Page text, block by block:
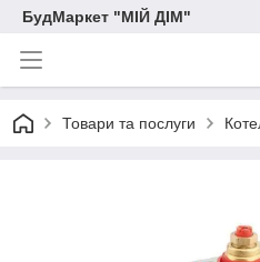
БудМаркет "МІЙ ДІМ"
Товари та послуги